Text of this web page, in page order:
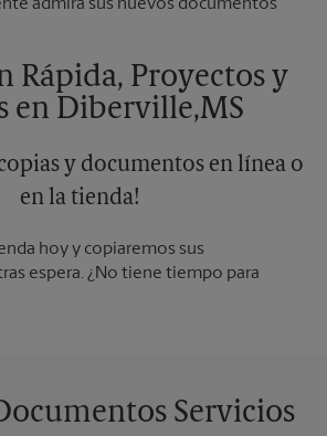
PM
PM
PM
Rápida, Proyectos y
en Diberville,MS
y documentos en línea o
en la tienda!
hoy y copiaremos sus
espera. ¿No tiene tiempo para
Servicios